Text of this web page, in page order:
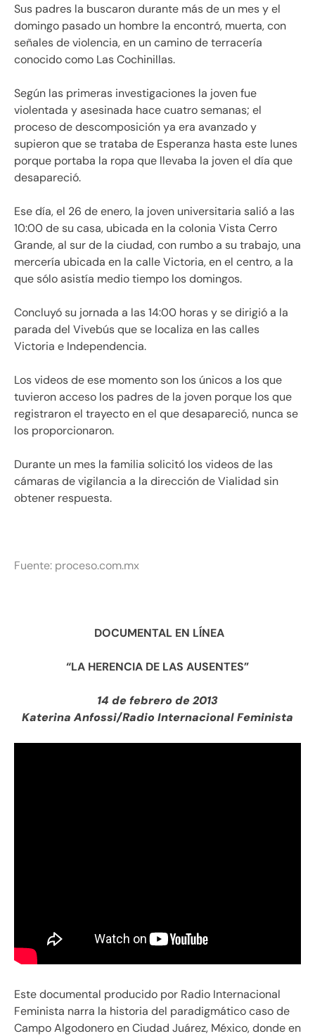
Sus padres la buscaron durante más de un mes y el
domingo pasado un hombre la encontró, muerta, con
señales de violencia, en un camino de terracería
conocido como Las Cochinillas.
Según las primeras investigaciones la joven fue
violentada y asesinada hace cuatro semanas; el
proceso de descomposición ya era avanzado y
supieron que se trataba de Esperanza hasta este lunes
porque portaba la ropa que llevaba la joven el día que
desapareció.
Ese día, el 26 de enero, la joven universitaria salió a las
10:00 de su casa, ubicada en la colonia Vista Cerro
Grande, al sur de la ciudad, con rumbo a su trabajo, una
mercería ubicada en la calle Victoria, en el centro, a la
que sólo asistía medio tiempo los domingos.
Concluyó su jornada a las 14:00 horas y se dirigió a la
parada del Vivebús que se localiza en las calles
Victoria e Independencia.
Los videos de ese momento son los únicos a los que
tuvieron acceso los padres de la joven porque los que
registraron el trayecto en el que desapareció, nunca se
los proporcionaron.
Durante un mes la familia solicitó los videos de las
cámaras de vigilancia a la dirección de Vialidad sin
obtener respuesta.
Fuente: proceso.com.mx
DOCUMENTAL EN LÍNEA
“LA HERENCIA DE LAS AUSENTES”
14 de febrero de 2013
Katerina Anfossi/Radio Internacional Feminista
Este documental producido por Radio Internacional
Feminista narra la historia del paradigmático caso de
Campo Algodonero en Ciudad Juárez, México, donde en